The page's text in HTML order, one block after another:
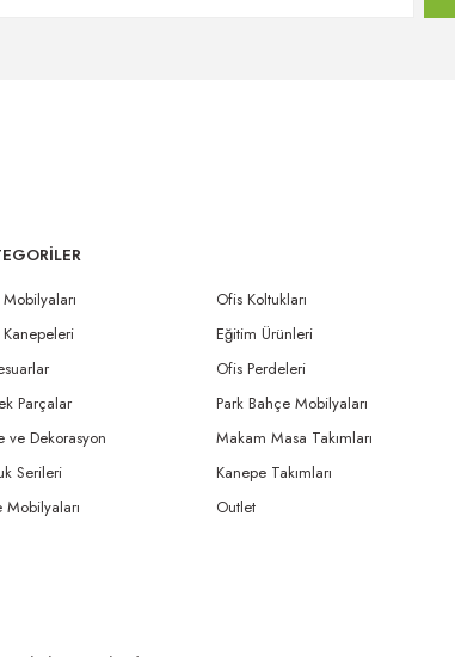
Ofis Koltukları
Eğitim Ürünleri
Ofis Perdeleri
Parçalar
Park Bahçe Mobilyaları
ve Dekorasyon
Makam Masa Takımları
Serileri
Kanepe Takımları
Mobilyaları
Outlet